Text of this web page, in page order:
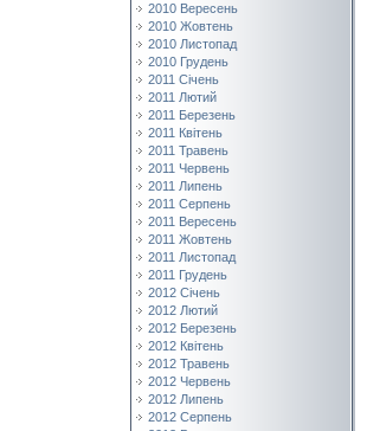
2010 Вересень
2010 Жовтень
2010 Листопад
2010 Грудень
2011 Січень
2011 Лютий
2011 Березень
2011 Квітень
2011 Травень
2011 Червень
2011 Липень
2011 Серпень
2011 Вересень
2011 Жовтень
2011 Листопад
2011 Грудень
2012 Січень
2012 Лютий
2012 Березень
2012 Квітень
2012 Травень
2012 Червень
2012 Липень
2012 Серпень